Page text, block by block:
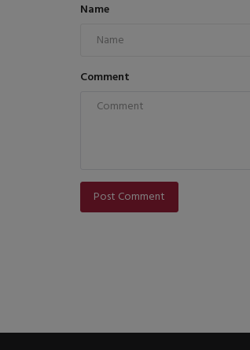
Name
Comment
Post Comment